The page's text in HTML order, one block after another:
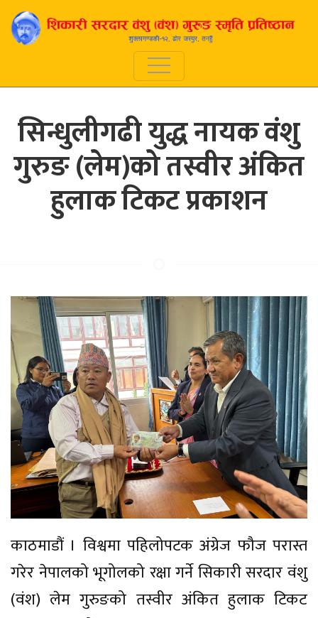
सिन्धुलीगढी युद्ध नायक वंशु
गुरुङ (लेम)को तस्वीर अंकित
हुलाक टिकट प्रकाशन
काठमाडौं । विश्वमा पहिलोपटक अंग्रेज फौज परास्त
गरेर नेपालको भूगोलको रक्षा गर्ने सिकारी सरदार वंशु
(वंश) लेम गुरुङको तस्वीर अंकित हुलाक टिकट